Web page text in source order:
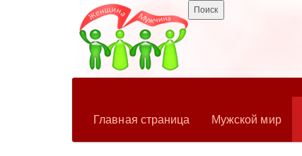
Главная страница Мужской мир